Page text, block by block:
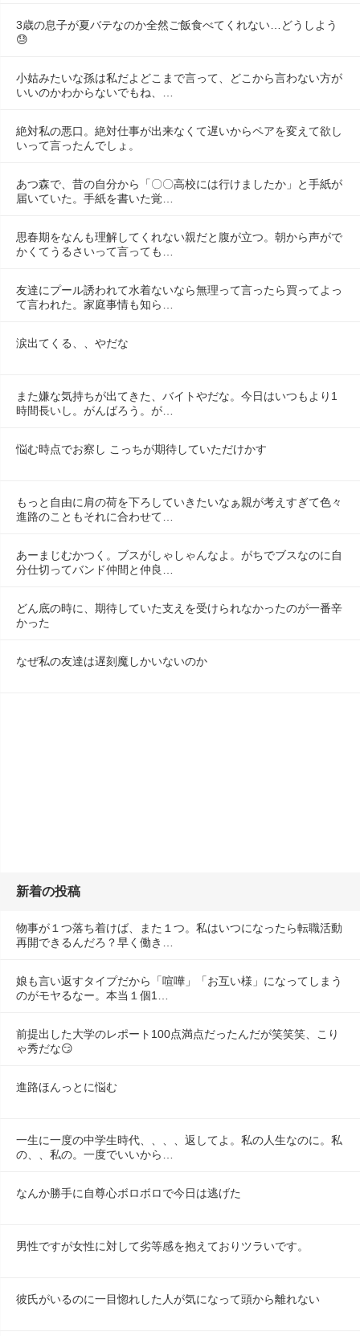
3歳の息子が夏バテなのか全然ご飯食べてくれない…どうしよう
😓
小姑みたいな孫は私だよどこまで言って、どこから言わない方が
いいのかわからないでもね、…
絶対私の悪口。絶対仕事が出来なくて遅いからペアを変えて欲し
いって言ったんでしょ。
あつ森で、昔の自分から「〇〇高校には行けましたか」と手紙が
届いていた。手紙を書いた覚…
思春期をなんも理解してくれない親だと腹が立つ。朝から声がで
かくてうるさいって言っても…
友達にプール誘われて水着ないなら無理って言ったら買ってよっ
て言われた。家庭事情も知ら…
涙出てくる、、やだな
また嫌な気持ちが出てきた、バイトやだな。今日はいつもより1
時間長いし。がんばろう。が…
悩む時点でお察し こっちが期待していただけかす
もっと自由に肩の荷を下ろしていきたいなぁ親が考えすぎて色々
進路のこともそれに合わせて…
あーまじむかつく。ブスがしゃしゃんなよ。がちでブスなのに自
分仕切ってバンド仲間と仲良…
どん底の時に、期待していた支えを受けられなかったのが一番辛
かった
なぜ私の友達は遅刻魔しかいないのか
新着の投稿
物事が１つ落ち着けば、また１つ。私はいつになったら転職活動
再開できるんだろ？早く働き…
娘も言い返すタイプだから「喧嘩」「お互い様」になってしまう
のがモヤるなー。本当１個1…
前提出した大学のレポート100点満点だったんだが笑笑笑、こり
ゃ秀だな😏
進路ほんっとに悩む
一生に一度の中学生時代、、、、返してよ。私の人生なのに。私
の、、私の。一度でいいから…
なんか勝手に自尊心ボロボロで今日は逃げた
男性ですが女性に対して劣等感を抱えておりツラいです。
彼氏がいるのに一目惚れした人が気になって頭から離れない